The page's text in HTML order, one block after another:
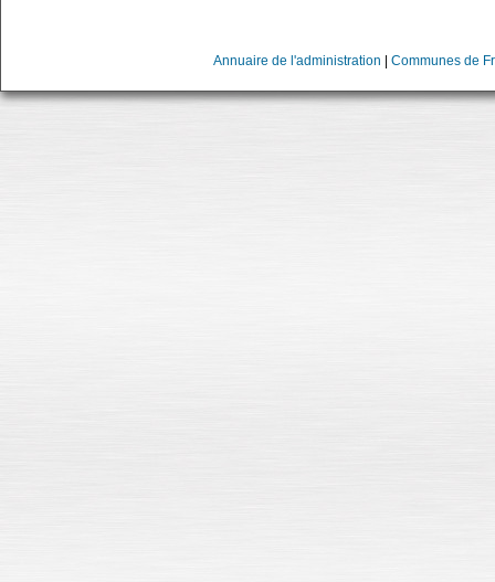
Annuaire de l'administration Communes de